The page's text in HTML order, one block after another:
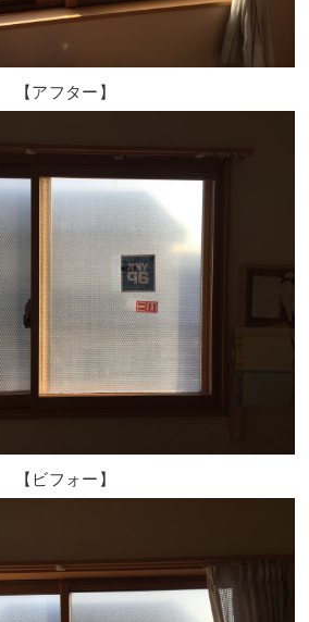
【アフター】
【ビフォー】